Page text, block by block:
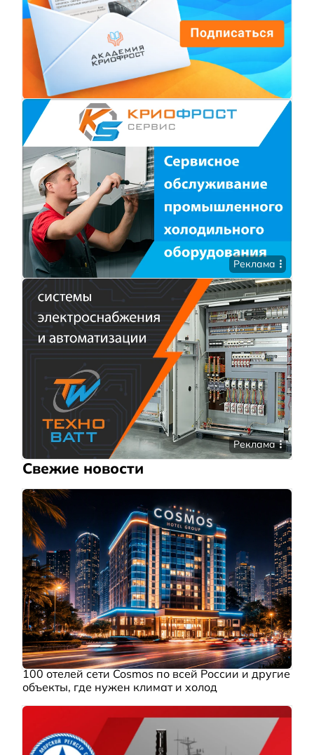
Реклама
Реклама
Свежие новости
100 отелей сети Cosmos по всей России и другие
объекты, где нужен климат и холод